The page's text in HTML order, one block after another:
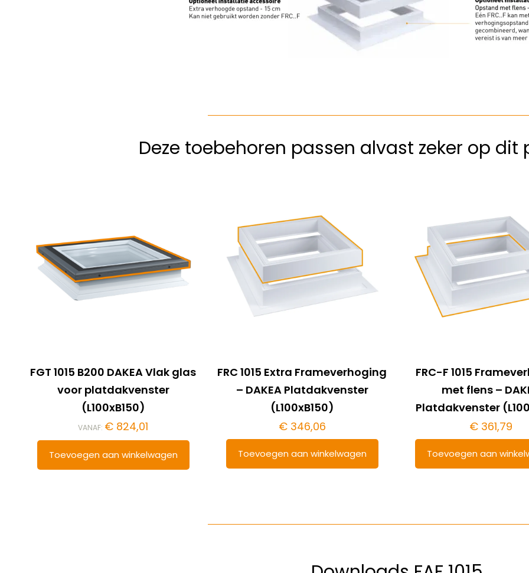
Deze toebehoren passen alvast zeker op
FGT 1015 B200 DAKEA Vlak glas
voor platdakvenster
(L100xB150)
VANAF: € 824,01
Toevoegen aan winkelwagen
FRC 1015 Extra Frameverhoging
– DAKEA Platdakvenster
(L100xB150)
€346,06
Toevoegen aan winkelwagen
FRC-F 1015
met flens –
Platdakvenster
€ 361,79
Toevoegen aan